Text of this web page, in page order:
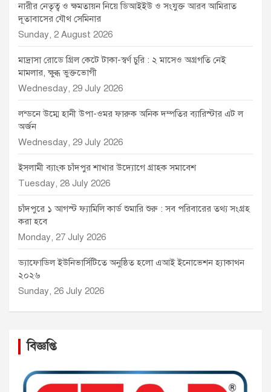
নারীর নেতৃত্ব ও ক্ষমতায়ন নিয়ে ডিআইইউ ও সংযুক্ত আরব আমিরাত
দূতাবাসের যৌথ সেমিনার
Sunday, 2 August 2026
মাদ্রাসা রোডে গ্রিল কেটে টাকা-স্বর্ণ চুরি : ২ মাসেও অগ্রগতি নেই
মামলার, ক্ষুব্ধ ভুক্তভোগী
Wednesday, 29 July 2026
লন্ডনে উম্মে হানী উপা-ওমর ফারুক অনিক দম্পতির ব্যারিস্টার এট ল
অর্জন
Wednesday, 29 July 2026
ইসলামী ব্যাংক চাঁদপুর শাখার উদ্যোগে গ্রাহক সমাবেশ
Tuesday, 28 July 2026
চাঁদপুরে ১ আগস্ট ফ্যামিলি কার্ড শুমারি শুরু : সব পরিবারের তথ্য সংগ্রহ
করা হবে
Monday, 27 July 2026
ড্যাফোডিল ইউনিভার্সিটিতে অনুষ্ঠিত হলো এআই ইনোভেশন হ্যাকাথন
২০২৬
Sunday, 26 July 2026
বিজ্ঞপ্তি